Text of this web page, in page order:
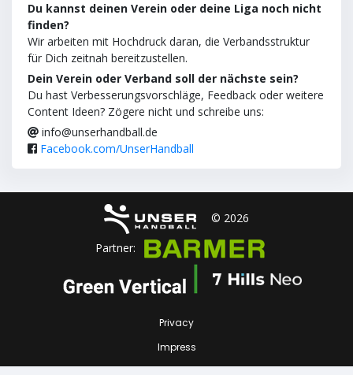
Du kannst deinen Verein oder deine Liga noch nicht
finden?
Wir arbeiten mit Hochdruck daran, die Verbandsstruktur
für Dich zeitnah bereitzustellen.
Dein Verein oder Verband soll der nächste sein?
Du hast Verbesserungsvorschläge, Feedback oder weitere
Content Ideen? Zögere nicht und schreibe uns:
info@unserhandball.de
Facebook.com/UnserHandball
© 2026
Partner:
Privacy
Impress